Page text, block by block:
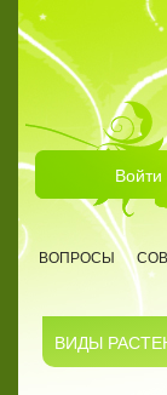
Перейти к
Войти
ВОПРОСЫ
ВИДЫ